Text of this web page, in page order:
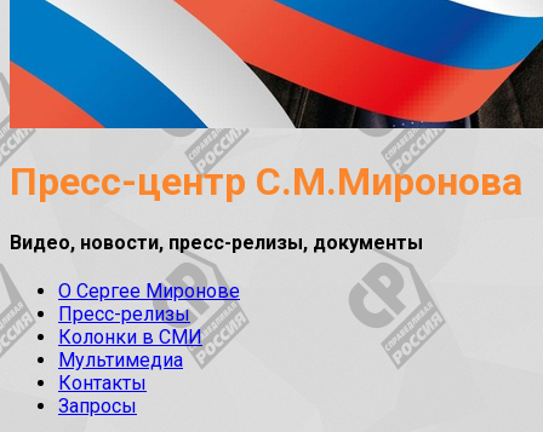
Пресс-центр С.М.Миронова
Видео, новости, пресс-релизы, документы
О Сергее Миронове
Пресс-релизы
Колонки в СМИ
Мультимедиа
Контакты
Запросы